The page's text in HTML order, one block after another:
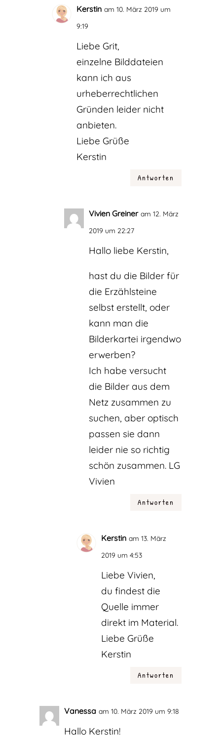
Kerstin am 10. März 2019 um
9:19
Liebe Grit,
einzelne Bilddateien
kann ich aus
urheberrechtlichen
Gründen leider nicht
anbieten.
Liebe Grüße
Kerstin
Antworten
Vivien Greiner am 12. März
2019 um 22:27
Hallo liebe Kerstin,
hast du die Bilder für
die Erzählsteine
selbst erstellt, oder
kann man die
Bilderkartei irgendwo
erwerben?
Ich habe versucht
die Bilder aus dem
Netz zusammen zu
suchen, aber optisch
passen sie dann
leider nie so richtig
schön zusammen. LG
Vivien
Antworten
Kerstin am 13. März
2019 um 4:53
Liebe Vivien,
du findest die
Quelle immer
direkt im Material.
Liebe Grüße
Kerstin
Antworten
Vanessa am 10. März 2019 um 9:18
Hallo Kerstin!